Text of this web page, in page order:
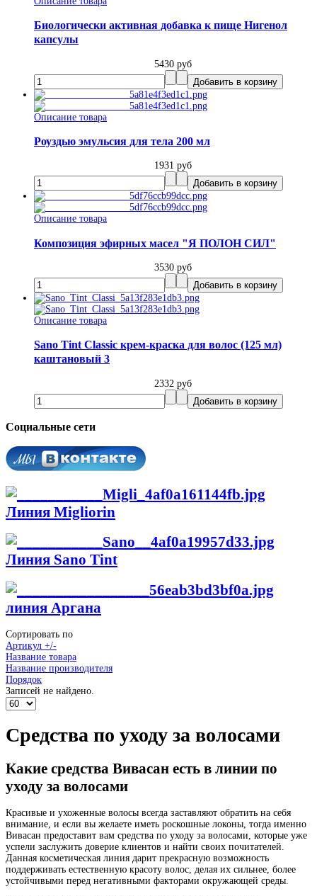
Биологически активная добавка к пище Нигенол
капсулы
5430 руб
Описание товара
Роуздью эмульсия для тела 200 мл
1931 руб
Описание товара
Композиция эфирных масел "Я ПОЛОН СИЛ"
3530 руб
Описание товара
Sano Tint Classic крем-краска для волос (125 мл)
каштановый 3
2332 руб
Социальные сети
Линия Migliorin
Линия Sano Tint
линия Аргана
Сортировать по
Артикул +/-
Название товара
Название производителя
Порядок
Записей не найдено.
Средства по уходу за волосами
Какие средства Вивасан есть в линии по
уходу за волосами
Красивые и ухоженные волосы всегда заставляют обратить на себя
внимание, и если вы желаете иметь роскошные локоны, тогда именно
Вивасан предоставит вам средства по уходу за волосами, которые уже
успели заслужить доверие клиентов и найти своих почитателей.
Данная косметическая линия дарит прекрасную возможность
поддерживать естественную красоту волос, делая их сильнее, более
устойчивыми перед негативными факторами окружающей среды.